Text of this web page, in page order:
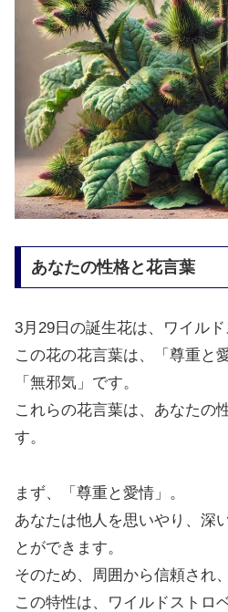
あなたの性格と花言葉
3月29日の誕生花は、ワイルド
この花の花言葉は、「尊重と
「無邪気」です。
これらの花言葉は、あなたの
す。
まず、「尊重と愛情」。
あなたは他人を思いやり、深
とができます。
そのため、周囲から信頼され
この特性は、ワイルドストロ